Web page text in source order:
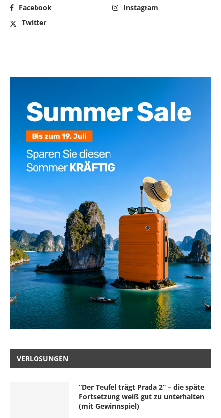
Facebook
Instagram
Twitter
VERLOSUNGEN
“Der Teufel trägt Prada 2” – die späte
Fortsetzung weiß gut zu unterhalten
(mit Gewinnspiel)